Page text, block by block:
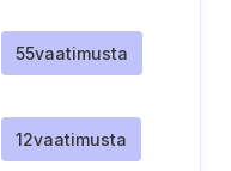
55vaatimusta
12vaatimusta